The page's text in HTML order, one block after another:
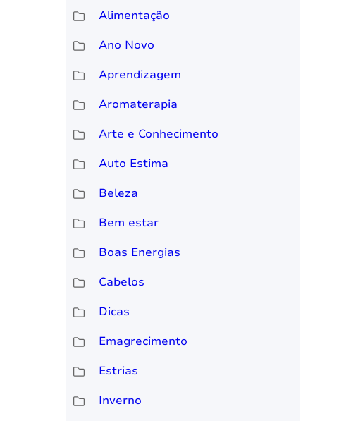
Alimentação
Ano Novo
Aprendizagem
Aromaterapia
Arte e Conhecimento
Auto Estima
Beleza
Bem estar
Boas Energias
Cabelos
Dicas
Emagrecimento
Estrias
Inverno